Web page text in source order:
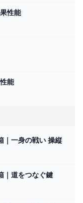
性能
能
｜一身の戦い 操縦
｜道をつなぐ鍵